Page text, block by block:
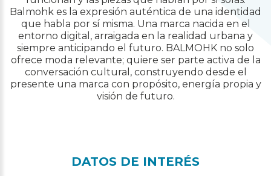
Balmohk es la expresión auténtica de una identidad
que habla por sí misma. Una marca nacida en el
entorno digital, arraigada en la realidad urbana y
siempre anticipando el futuro. BALMOHK no solo
ofrece moda relevante; quiere ser parte activa de la
conversación cultural, construyendo desde el
presente una marca con propósito, energía propia y
visión de futuro.
DATOS DE INTERÉS